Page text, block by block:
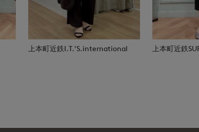
上本町近鉄I.T.'S.international 上本町近鉄